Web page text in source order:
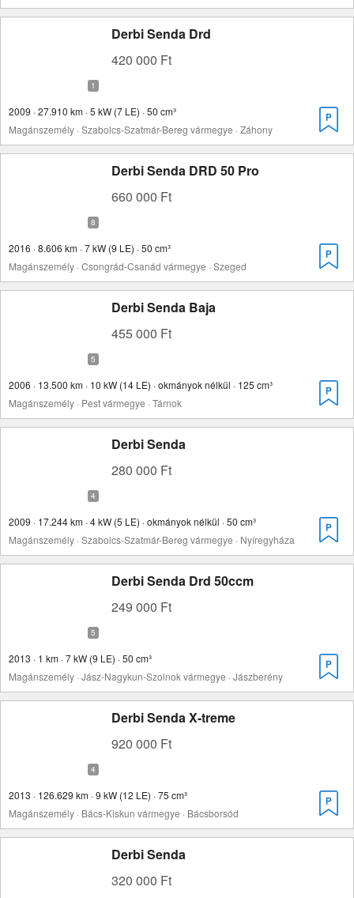
Derbi Senda Drd
420 000 Ft
2009 · 27.910 km · 5 kW (7 LE) · 50 cm³
Magánszemély · Szabolcs-Szatmár-Bereg vármegye · Záhony
Derbi Senda DRD 50 Pro
660 000 Ft
2016 · 8.606 km · 7 kW (9 LE) · 50 cm³
Magánszemély · Csongrád-Csanád vármegye · Szeged
Derbi Senda Baja
455 000 Ft
2006 · 13.500 km · 10 kW (14 LE) · okmányok nélkül · 125 cm³
Magánszemély · Pest vármegye · Tárnok
Derbi Senda
280 000 Ft
2009 · 17.244 km · 4 kW (5 LE) · okmányok nélkül · 50 cm³
Magánszemély · Szabolcs-Szatmár-Bereg vármegye · Nyíregyháza
Derbi Senda Drd 50ccm
249 000 Ft
2013 · 1 km · 7 kW (9 LE) · 50 cm³
Magánszemély · Jász-Nagykun-Szolnok vármegye · Jászberény
Derbi Senda X-treme
920 000 Ft
2013 · 126.629 km · 9 kW (12 LE) · 75 cm³
Magánszemély · Bács-Kiskun vármegye · Bácsborsód
Derbi Senda
320 000 Ft